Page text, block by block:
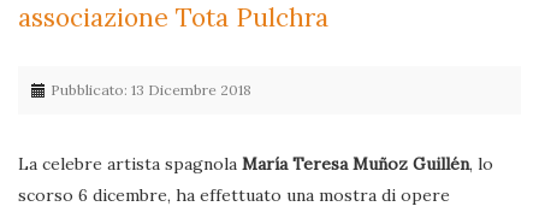
associazione Tota Pulchra
Pubblicato: 13 Dicembre 2018
La celebre artista spagnola María Teresa Muñoz Guillén, lo
scorso 6 dicembre, ha effettuato una mostra di opere